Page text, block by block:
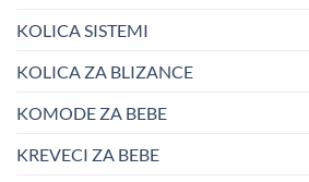
KOLICA SISTEMI
KOLICA ZA BLIZANCE
KOMODE ZA BEBE
KREVECI ZA BEBE